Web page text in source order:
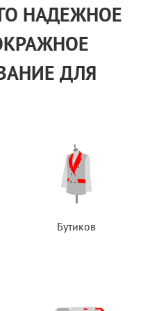
НАДЕЖНОЕ
ДЛЯ
Бутиков